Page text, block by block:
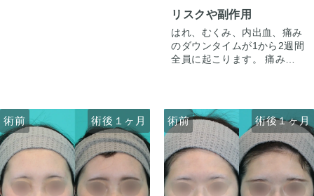
た人全員がこの写真の様な変
化をするわけではありません
のでご注意下さい。 カウンセ
リングにて診察させていただ
いた上でその方一人一人の状
態をふまえて、治療法をご提
案します。
印象に。』
いのが悩み。顎先を出して口
ゴボ感を無くしたい。綺麗な
Eラインを作りたい』
とご希望がありました。
顎の長さをあたり長くしたい
ない
という希望がありましたの
適量中抜きを行い、しっかり
と顎先を前進させて長さと顎
先の位置を調整しました。さ
らに顎先を少しシャープにな
るようにしました。
せ、ご希望に沿って骨切りさ
せていただきました。
鼻に関しては、鼻先の向きを
調整しつつ高さを出す必要が
ありました。
耳介軟骨での鼻中隔延長を行
い、鼻先の向きを下げつつ高
さのベースを決め、onlayの
耳介軟骨で鼻先の高さをだし
施術はオープン法で行ってい
ます。鼻柱に傷がつき、赤み
がでますが、3ヶ月〜半年ほ
どで色味は抜けて目立ちづら
鼻と輪郭の複合術で綺麗なE
リスクや副作用
はれ、むくみ、内出血、痛み
のダウンタイムが1から2週間
全員に起こります。 痛みは3
す。 内出血は平均2週間くら
いで目立たなくなります。顎
先や下唇の痺れが出ることが
あります。 多くは通常1ヶ月
以内に改善します。 稀に感染
がありますが、そのような際
は責任を持って当院で治療し
術前 術後１ヶ月 術前 術後１ヶ月
術前 術前 術後１ヶ月